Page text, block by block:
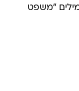
"משפט